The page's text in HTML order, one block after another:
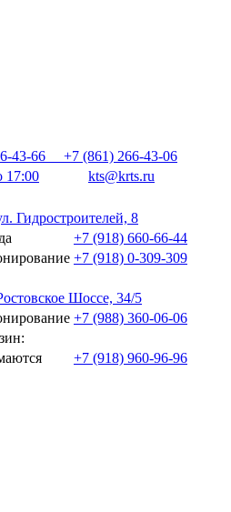
43-66
+7 (861) 266-43-06
17:00
kts@krts.ru
Гидростроителей, 8
+7 (918) 660-66-44
+7 (918) 0-309-309
Шоссе, 34/5
+7 (988) 360-06-06
+7 (918) 960-96-96